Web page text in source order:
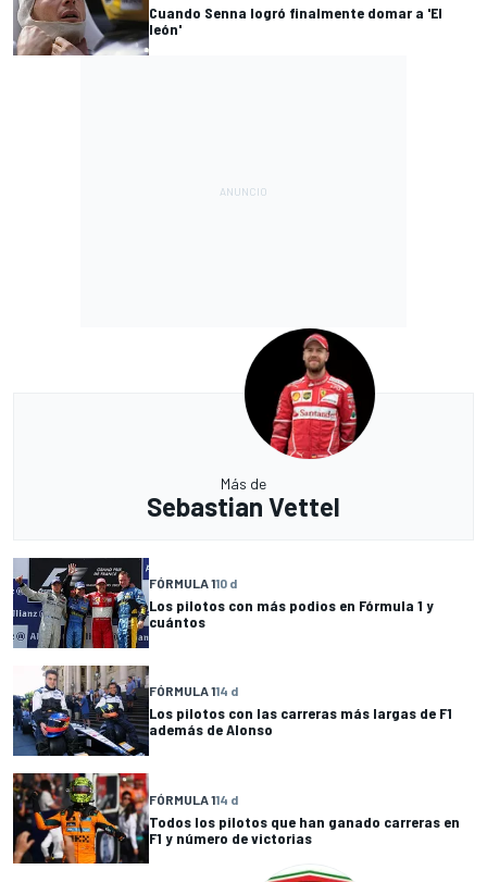
Cuando Senna logró finalmente domar a 'El
león'
Más de
Sebastian Vettel
FÓRMULA 110 d
Los pilotos con más podios en Fórmula 1 y
cuántos
FÓRMULA 114 d
Los pilotos con las carreras más largas de F1
además de Alonso
FÓRMULA 114 d
Todos los pilotos que han ganado carreras en
F1 y número de victorias